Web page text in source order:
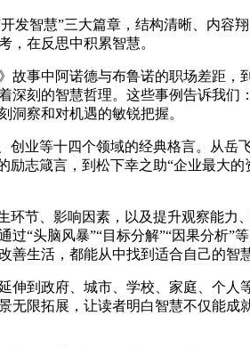
发智慧”三大篇章，结构清晰、内
，在反思中积累智慧。
故事中阿诺德与布鲁诺的职场差距
深刻的智慧哲理。这些事例告诉我
洞察和对机遇的敏锐把握。
业等十四个领域的经典格言。从
志箴言，到松下幸之助“企业最大
环节、影响因素，以及提升观察能
“头脑风暴”“目标分解”“因果分析
生活，都能从中找到适合自己的智
到政府、城市、学校、家庭、个
无限拓展，让读者明白智慧不仅能